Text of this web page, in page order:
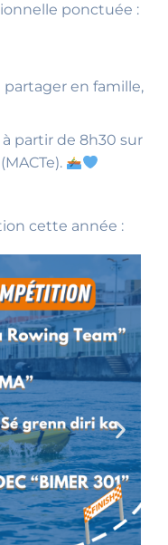
ponctuée :
partager en famille,
à partir de 8h30 sur
cette année :